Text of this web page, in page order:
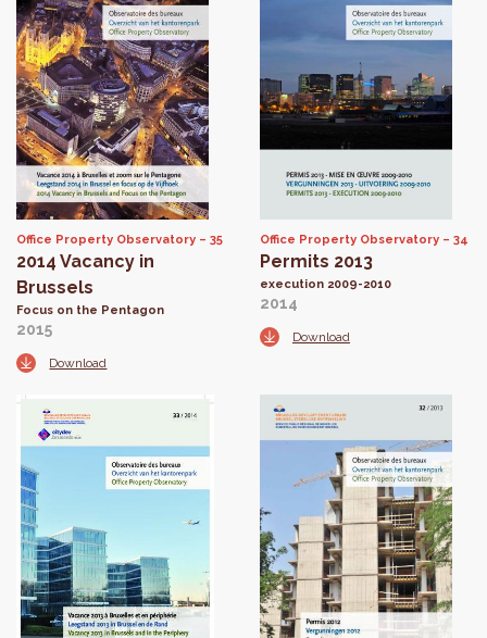
Office Property Observatory 35
2014 Vacancy in
Brussels
Focus on the Pentagon
2015
Download
Office Property Observatory 34
Permits 2013
execution 2009-2010
2014
Download